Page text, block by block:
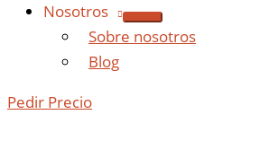
Nosotros
Sobre nosotros
Blog
Pedir Precio